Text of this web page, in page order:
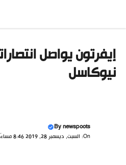
إيفرتون يواصل
نيوكاسل
Bynewspoots
On: السبت, ديسمبر 28, 2019 8:46 مساءً